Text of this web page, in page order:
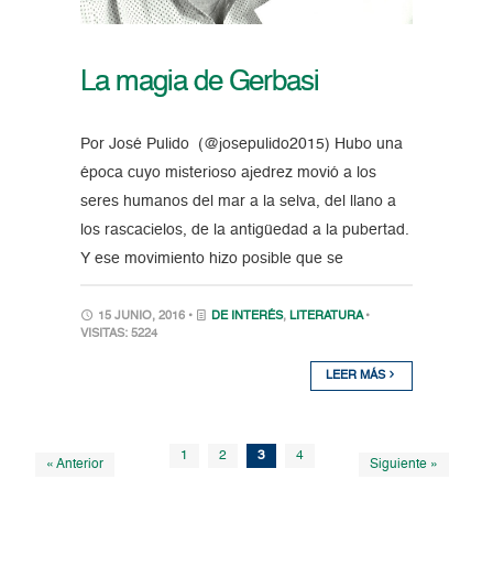
La magia de Gerbasi
Por José Pulido (@josepulido2015) Hubo una
época cuyo misterioso ajedrez movió a los
seres humanos del mar a la selva, del llano a
los rascacielos, de la antigüedad a la pubertad.
Y ese movimiento hizo posible que se
15 JUNIO, 2016 • DE INTERÉS, LITERATURA •
VISITAS: 5224
LEER MÁS
« Anterior
1 2 3 4
Siguiente »